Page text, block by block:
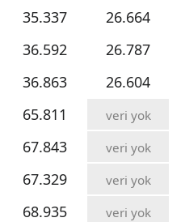
35.337
26.664
36.592
26.787
36.863
26.604
65.811 veri yok
67.843 veri yok
67.329 veri yok
68.935 veri yok